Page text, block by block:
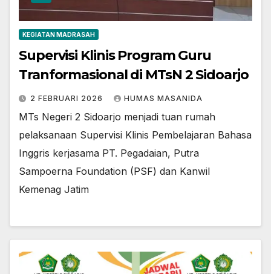
KEGIATAN MADRASAH
Supervisi Klinis Program Guru
Tranformasional di MTsN 2 Sidoarjo
2 FEBRUARI 2026 HUMAS MASANIDA
MTs Negeri 2 Sidoarjo menjadi tuan rumah
pelaksanaan Supervisi Klinis Pembelajaran Bahasa
Inggris kerjasama PT. Pegadaian, Putra
Sampoerna Foundation (PSF) dan Kanwil
Kemenag Jatim